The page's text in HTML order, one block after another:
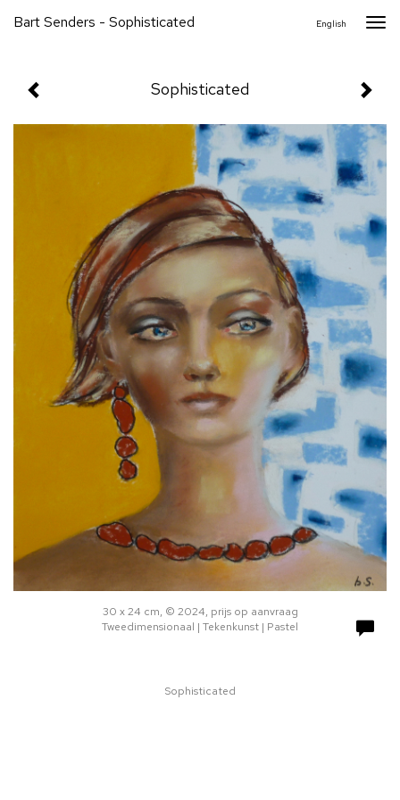
Bart Senders - Sophisticated English
Sophisticated
30 x 24 cm, © 2024, prijs op aanvraag
Tweedimensionaal | Tekenkunst | Pastel
Sophisticated